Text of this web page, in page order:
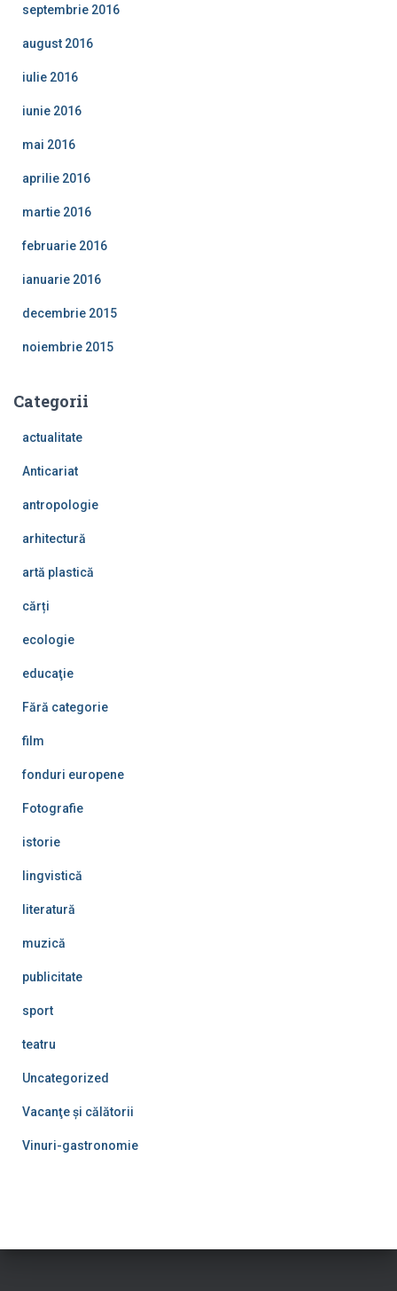
septembrie 2016
august 2016
iulie 2016
iunie 2016
mai 2016
aprilie 2016
martie 2016
februarie 2016
ianuarie 2016
decembrie 2015
noiembrie 2015
Categorii
actualitate
Anticariat
antropologie
arhitectură
artă plastică
cărți
ecologie
educaţie
Fără categorie
film
fonduri europene
Fotografie
istorie
lingvistică
literatură
muzică
publicitate
sport
teatru
Uncategorized
Vacanţe şi călătorii
Vinuri-gastronomie